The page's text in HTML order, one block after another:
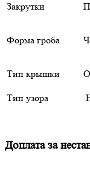
Закрутки
Форма гроба
Тип крышки
Тип узора
Доплата за